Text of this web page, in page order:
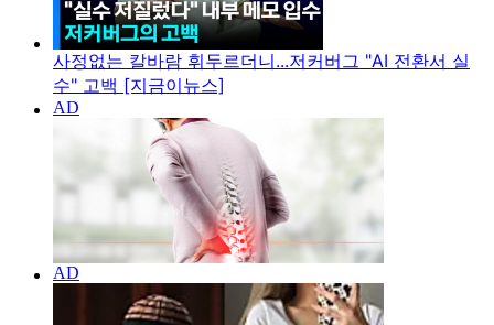
사정없는 칼바람 휘두르더니...저커버그 "AI 전환서 실
수" 고백 [지금이뉴스]